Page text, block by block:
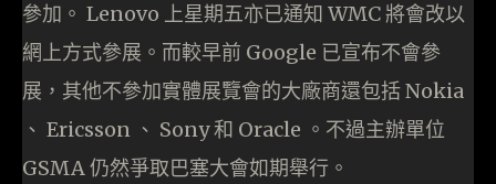
參加。 Lenovo 上星期五亦已通知 WMC 將會改以
網上方式參展。而較早前 Google 已宣布不會參
展，其他不參加實體展覽會的大廠商還包括 Nokia
、 Ericsson 、 Sony 和 Oracle 。不過主辦單位
GSMA 仍然爭取巴塞大會如期舉行。